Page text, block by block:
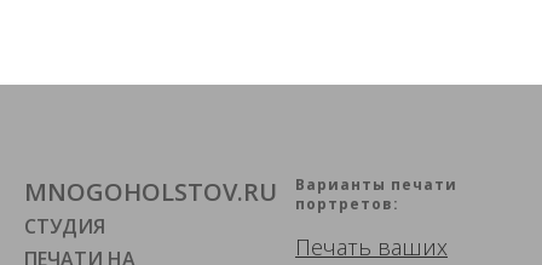
MNOGOHOLSTOV.RU
СТУДИЯ
ПЕЧАТИ НА
Варианты печати
портретов:
Печать ваших